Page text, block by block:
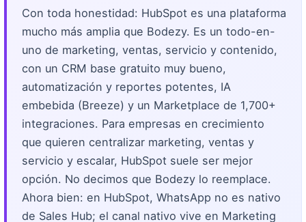
Con toda honestidad: HubSpot es una plataforma
mucho más amplia que Bodezy. Es un todo-en-
uno de marketing, ventas, servicio y contenido,
con un CRM base gratuito muy bueno,
automatización y reportes potentes, IA
embebida (Breeze) y un Marketplace de 1,700+
integraciones. Para empresas en crecimiento
que quieren centralizar marketing, ventas y
servicio y escalar, HubSpot suele ser mejor
opción. No decimos que Bodezy lo reemplace.
Ahora bien: en HubSpot, WhatsApp no es nativo
de Sales Hub; el canal nativo vive en Marketing